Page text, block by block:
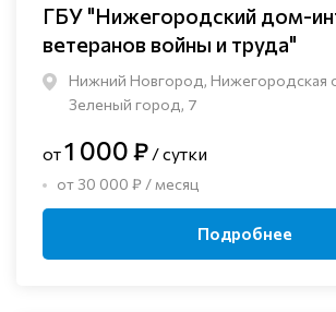
ГБУ "Нижегородский дом-
ветеранов войны и труда"
Нижний Новгород, Нижегородская
Зеленый город, 7
от1 000 ₽ / сутки
от 30 000 ₽ / месяц
Подробнее